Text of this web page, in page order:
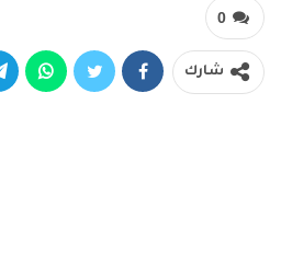
0
شارك